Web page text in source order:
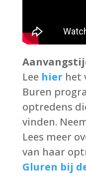
Lee hier het
Buren
optredens
vinden.
Lees meer
van haar
Gluren bij